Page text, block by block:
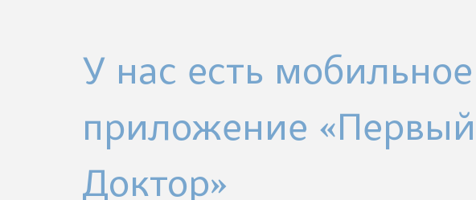
У нас есть мобильное
приложение «Первый
Доктор»